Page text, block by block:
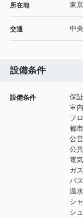
所在地 東
交通 中
設備条件
設備条件
保
室
フ
都
公
公
電
ガ
バ
温
シ
シ